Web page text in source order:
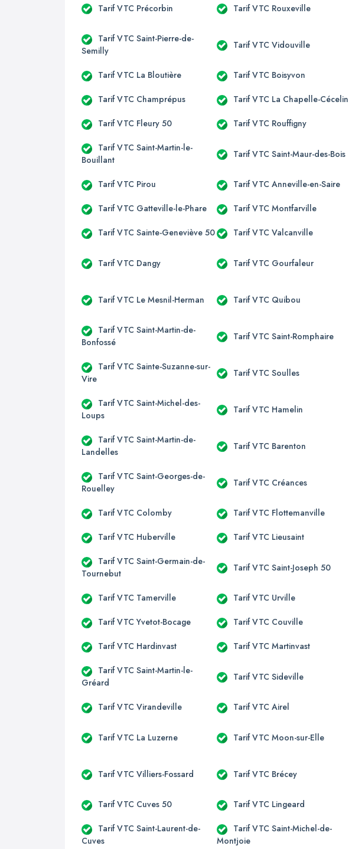
Tarif VTC Précorbin Tarif VTC Rouxeville
Tarif VTC Saint-Pierre-de-
Semilly
Tarif VTC Vidouville
Tarif VTC La Bloutière Tarif VTC Boisyvon
Tarif VTC Champrépus Tarif VTC La Chapelle-Cécelin
Tarif VTC Fleury 50 Tarif VTC Rouffigny
Tarif VTC Saint-Martin-le-
Bouillant
Tarif VTC Saint-Maur-des-Bois
Tarif VTC Pirou Tarif VTC Anneville-en-Saire
Tarif VTC Gatteville-le-Phare Tarif VTC Montfarville
Tarif VTC Sainte-Geneviève 50 Tarif VTC Valcanville
Tarif VTC Dangy Tarif VTC Gourfaleur
Tarif VTC Le Mesnil-Herman Tarif VTC Quibou
Tarif VTC Saint-Martin-de-
Bonfossé
Tarif VTC Saint-Romphaire
Tarif VTC Sainte-Suzanne-sur-
Vire
Tarif VTC Soulles
Tarif VTC Saint-Michel-des-
Loups
Tarif VTC Hamelin
Tarif VTC Saint-Martin-de-
Landelles
Tarif VTC Barenton
Tarif VTC Saint-Georges-de-
Rouelley
Tarif VTC Créances
Tarif VTC Colomby Tarif VTC Flottemanville
Tarif VTC Huberville Tarif VTC Lieusaint
Tarif VTC Saint-Germain-de-
Tournebut
Tarif VTC Saint-Joseph 50
Tarif VTC Tamerville Tarif VTC Urville
Tarif VTC Yvetot-Bocage Tarif VTC Couville
Tarif VTC Hardinvast Tarif VTC Martinvast
Tarif VTC Saint-Martin-le-
Gréard
Tarif VTC Sideville
Tarif VTC Virandeville Tarif VTC Airel
Tarif VTC La Luzerne Tarif VTC Moon-sur-Elle
Tarif VTC Villiers-Fossard Tarif VTC Brécey
Tarif VTC Cuves 50 Tarif VTC Lingeard
Tarif VTC Saint-Laurent-de-
Cuves
Tarif VTC Saint-Michel-de-
Montjoie